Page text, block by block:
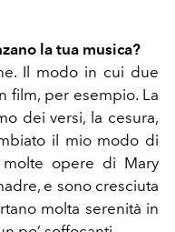
la tua musica?
Il modo in cui due
film, per esempio. La
dei versi, la cesura,
il mio modo di
opere di Mary
e sono cresciuta
molta serenità in